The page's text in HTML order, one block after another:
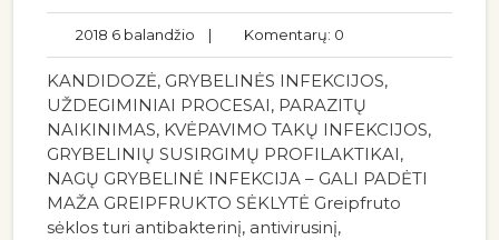
2018 6 balandžio | Komentarų: 0
KANDIDOZĖ, GRYBELINĖS INFEKCIJOS,
UŽDEGIMINIAI PROCESAI, PARAZITŲ
NAIKINIMAS, KVĖPAVIMO TAKŲ INFEKCIJOS,
GRYBELINIŲ SUSIRGIMŲ PROFILAKTIKAI,
NAGŲ GRYBELINĖ INFEKCIJA – GALI PADĖTI
MAŽA GREIPFRUKTO SĖKLYTĖ Greipfruto
sėklos turi antibakterinį, antivirusinį,